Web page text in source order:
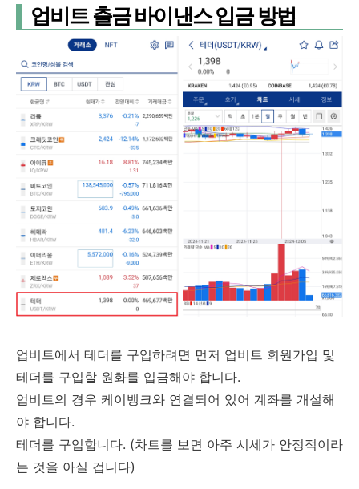
업비트 출금 바이낸스 입금 방법
업비트에서 테더를 구입하려면 먼저 업비트 회원가입 및
테더를 구입할 원화를 입금해야 합니다.
업비트의 경우 케이뱅크와 연결되어 있어 계좌를 개설해
야 합니다.
테더를 구입합니다. (차트를 보면 아주 시세가 안정적이라
는 것을 아실 겁니다)